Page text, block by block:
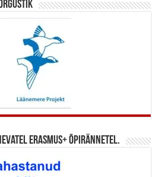
Erasmus+ õpirännetel.